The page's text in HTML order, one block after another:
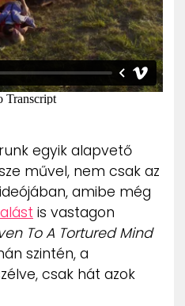
egyik alapvető
művel, nem csak az
amibe még
is vastagon
To A Tortured Mind
szintén, a
csak hát azok